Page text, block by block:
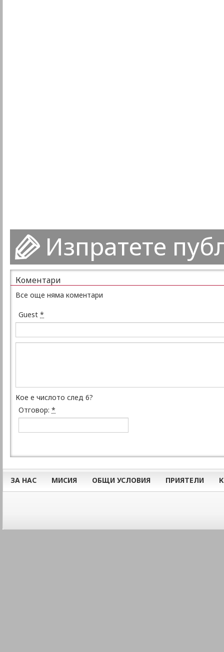
Изпратете
Коментари
Все още няма коментари
Guest *
Кое е числото след 6?
Отговор: *
ЗА НАС МИСИЯ ОБЩИ УСЛОВИЯ ПРИЯТЕЛИ